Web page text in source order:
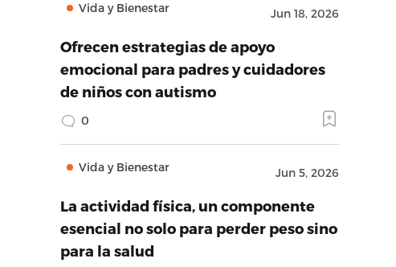
Vida y Bienestar Jun 18, 2026
Ofrecen estrategias de apoyo
emocional para padres y cuidadores
de niños con autismo
0
Vida y Bienestar Jun 5, 2026
La actividad física, un componente
esencial no solo para perder peso sino
para la salud